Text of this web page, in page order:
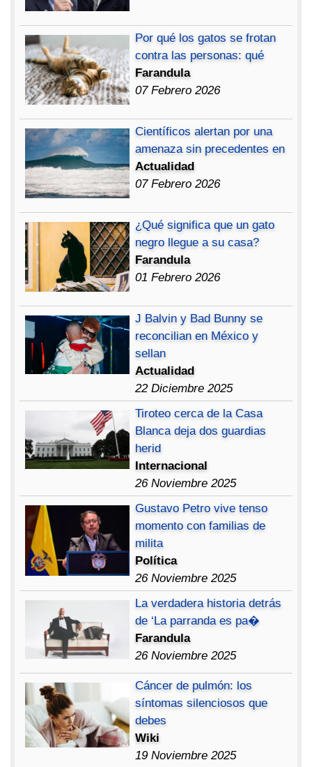
Por qué los gatos se frotan
contra las personas: qué
Farandula
07 Febrero 2026
Científicos alertan por una
amenaza sin precedentes en
Actualidad
07 Febrero 2026
¿Qué significa que un gato
negro llegue a su casa?
Farandula
01 Febrero 2026
J Balvin y Bad Bunny se
reconcilian en México y
sellan
Actualidad
22 Diciembre 2025
Tiroteo cerca de la Casa
Blanca deja dos guardias
herid
Internacional
26 Noviembre 2025
Gustavo Petro vive tenso
momento con familias de
milita
Política
26 Noviembre 2025
La verdadera historia detrás
de ‘La parranda es pa�
Farandula
26 Noviembre 2025
Cáncer de pulmón: los
síntomas silenciosos que
debes
Wiki
19 Noviembre 2025